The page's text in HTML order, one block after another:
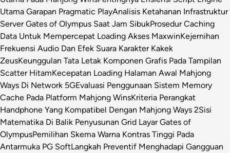
Utama Garapan Pragmatic PlayAnalisis Ketahanan Infrastruktur
Server Gates of Olympus Saat Jam SibukProsedur Caching
Data Untuk Mempercepat Loading Akses MaxwinKejernihan
Frekuensi Audio Dan Efek Suara Karakter Kakek
ZeusKeunggulan Tata Letak Komponen Grafis Pada Tampilan
Scatter HitamKecepatan Loading Halaman Awal Mahjong
Ways Di Network 5GEvaluasi Penggunaan Sistem Memory
Cache Pada Platform Mahjong WinsKriteria Perangkat
Handphone Yang Kompatibel Dengan Mahjong Ways 2Sisi
Matematika Di Balik Penyusunan Grid Layar Gates of
OlympusPemilihan Skema Warna Kontras Tinggi Pada
Antarmuka PG SoftLangkah Preventif Menghadapi Gangguan